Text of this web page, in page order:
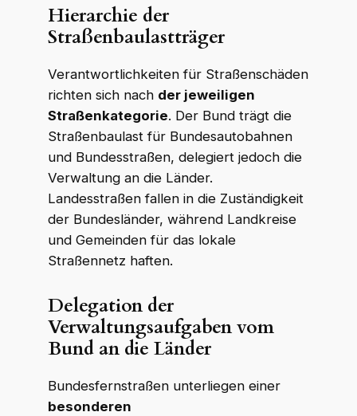
Hierarchie der
Straßenbaulastträger
Verantwortlichkeiten für Straßenschäden
richten sich nach der jeweiligen
Straßenkategorie. Der Bund trägt die
Straßenbaulast für Bundesautobahnen
und Bundesstraßen, delegiert jedoch die
Verwaltung an die Länder.
Landesstraßen fallen in die Zuständigkeit
der Bundesländer, während Landkreise
und Gemeinden für das lokale
Straßennetz haften.
Delegation der
Verwaltungsaufgaben vom
Bund an die Länder
Bundesfernstraßen unterliegen einer
besonderen